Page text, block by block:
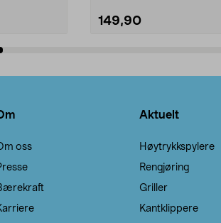
149,90
oss
Aktuelt
Høytrykkspylere
Rengjøring
Griller
Kantklippere